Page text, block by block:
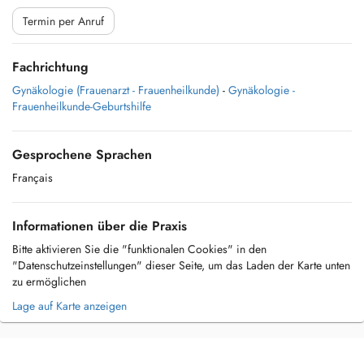
Termin per Anruf
Fachrichtung
Gynäkologie (Frauenarzt - Frauenheilkunde) - Gynäkologie -
Frauenheilkunde-Geburtshilfe
Gesprochene Sprachen
Français
Informationen über die Praxis
Bitte aktivieren Sie die "funktionalen Cookies" in den
"Datenschutzeinstellungen" dieser Seite, um das Laden der Karte unten
zu ermöglichen
Lage auf Karte anzeigen